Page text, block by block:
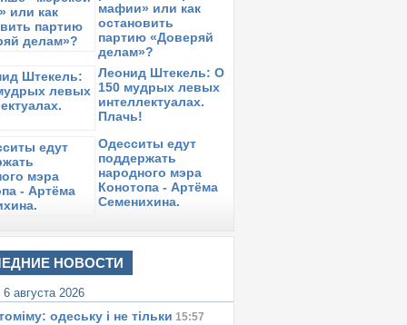
11 января 2013в 12:35:
арендует самолеты для доставки
АэроСвита в Украину
11 января 2013в 11:27:
прекращает полеты в Тель-
Одессы АэроСвит будет летать только
10 января 2013в 14:20:
посадка: как АэроСвит
от кредиторов
мафии» или как
остановить
партию «Доверяй
делам»?
Леонид Штекель: О
150 мудрых левых
интеллектуалах.
Плачь!
Одесситы едут
поддержать
народного мэра
Конотопа - Артёма
Семенихина.
НОВОСТИ
6 августа 2026
одеську i не тiльки 15:57